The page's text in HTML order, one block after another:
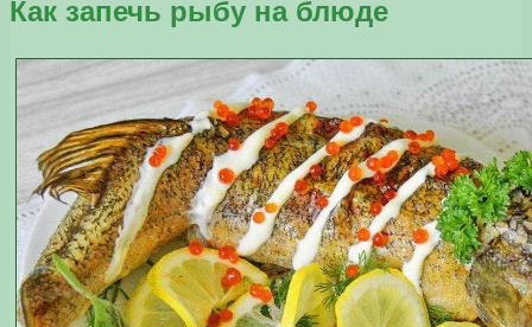
Как запечь рыбу на блюде